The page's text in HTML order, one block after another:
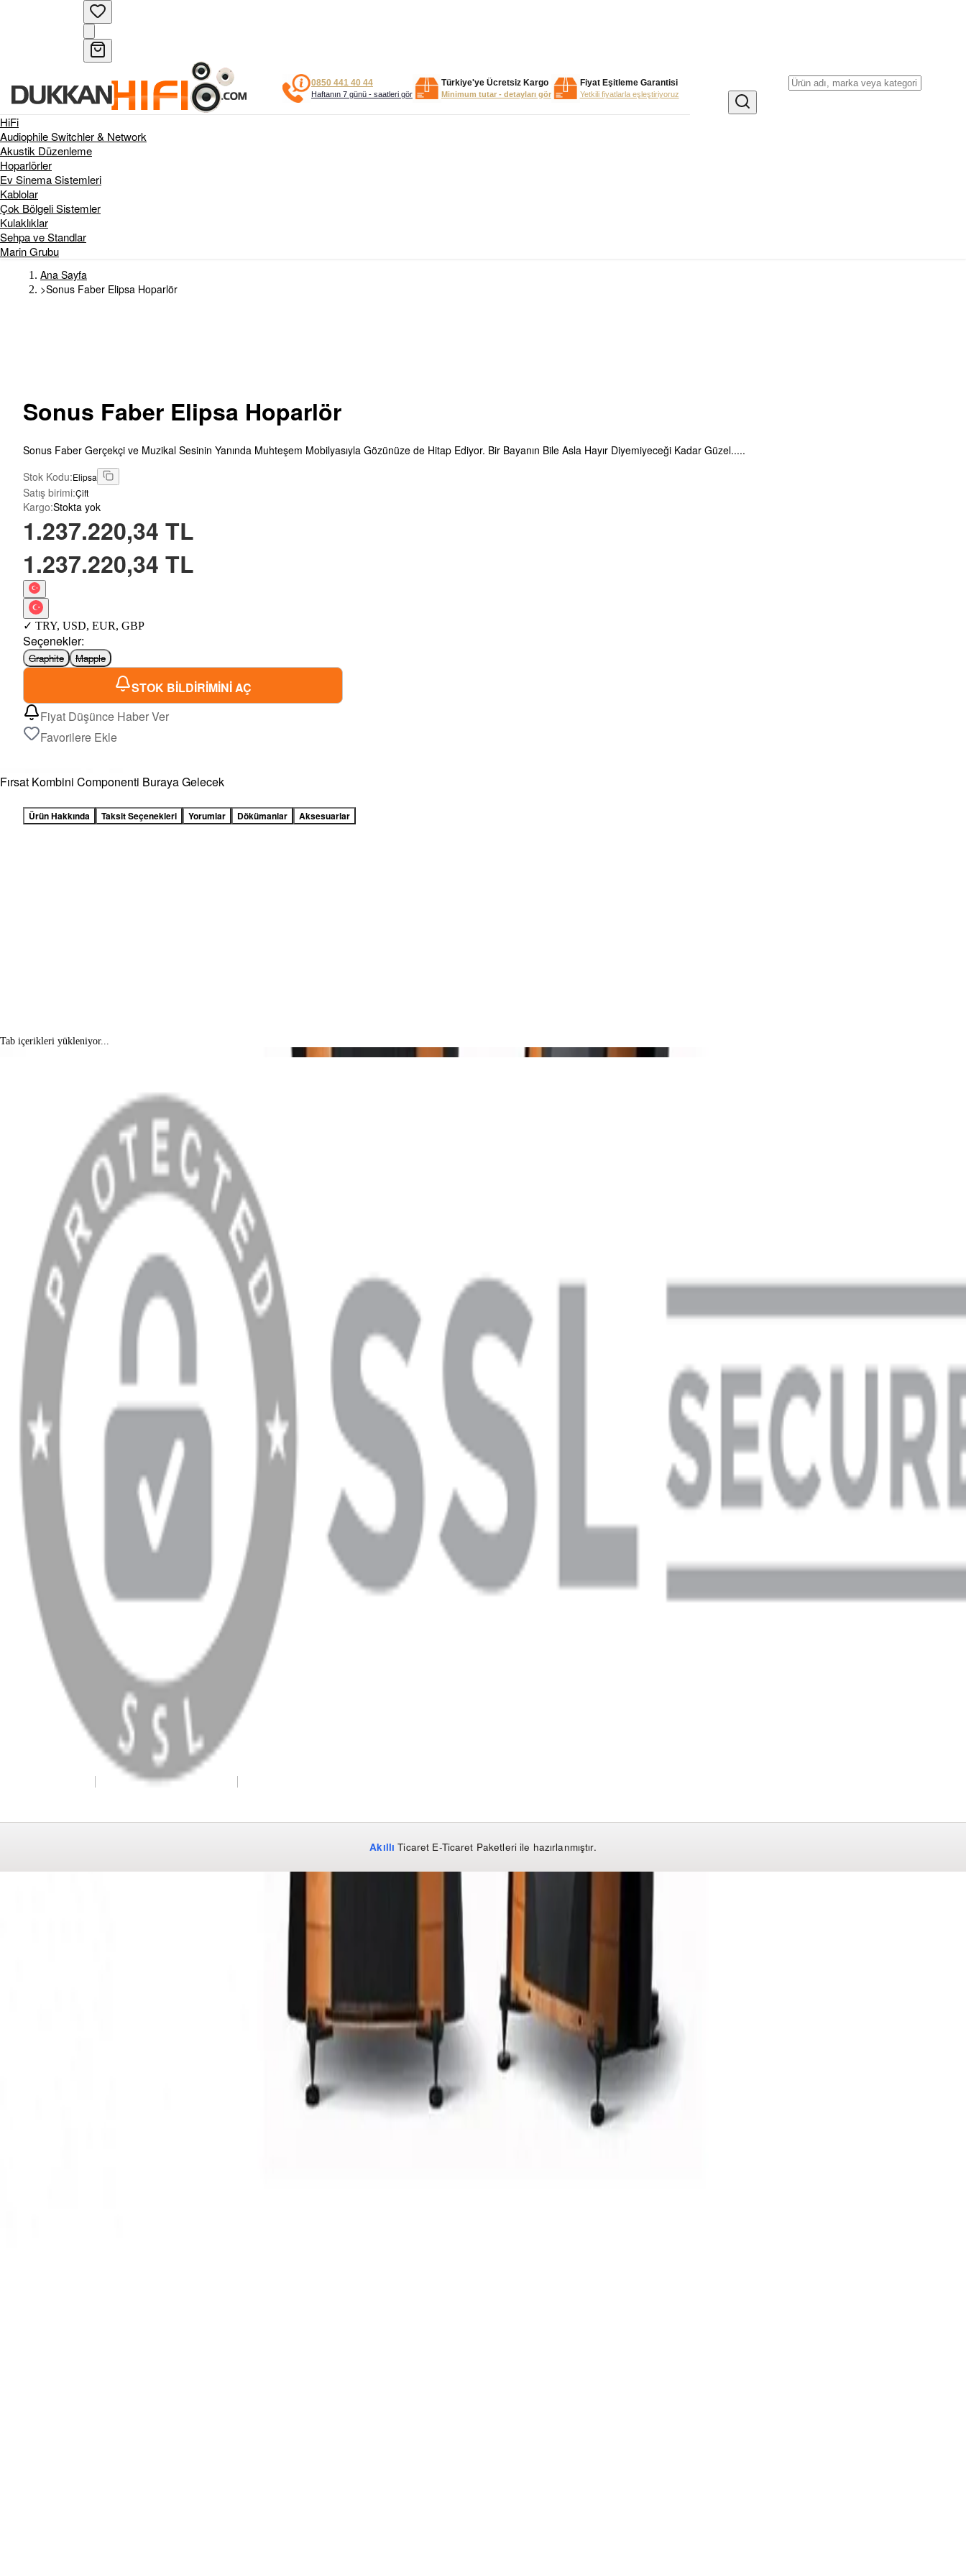
0850 441 40 44
Haftanın 7 günü - saatleri gör
Türkiye'ye Ücretsiz Kargo
Minimum tutar - detayları gör
Fiyat Eşitleme Garantisi
Yetkili fiyatlarla eşleştiriyoruz
HiFi
Audiophile Switchler & Network
Akustik Düzenleme
Hoparlörler
Ev Sinema Sistemleri
Kablolar
Çok Bölgeli Sistemler
Kulaklıklar
Sehpa ve Standlar
Marin Grubu
Ana Sayfa
>Sonus Faber Elipsa Hoparlör
Sonus Faber Elipsa Hoparlör
Sonus Faber Gerçekçi ve Muzikal Sesinin Yanında Muhteşem Mobilyasıyla Gözünüze de Hitap Ediyor. Bir Bayanın Bile Asla Hayır Diyemiyeceği Kadar Güzel.....
Stok Kodu:Elipsa
Satış birimi:Çift
Kargo:Stokta yok
1.237.220,34 TL
1.237.220,34 TL
✓ TRY, USD, EUR, GBP
Seçenekler:
Graphite Mapple
STOK BİLDİRİMİNİ AÇ
Fiyat Düşünce Haber Ver
Favorilere Ekle
Fırsat Kombini Componenti Buraya Gelecek
Ürün Hakkında Taksit Seçenekleri Yorumlar Dökümanlar Aksesuarlar
Tab içerikleri yükleniyor...
Anasayfa
Hakkımızda
Blog
MÜŞTERİ HİZMETLERİ
Hesabım
Sipariş Sorgulama
Banka Hesap Bilgileri
YARDIM VE DESTEK
Ödeme ve Teslimat Şartları
Garanti ve İade Şartları
info@dukkanhifi.com0850 441 40 44
0850 441 40 44
Pazartesi - Cuma 09:30 - 19:30, Cumartesi 10:00 - 18:00
Facebook Instagram YouTube
Dükkan Hifi. Tüm Hakları Saklıdır
Kullanım Koşulları ve Gizlilik
Akıllı Ticaret E-Ticaret Paketleriile hazırlanmıştır.